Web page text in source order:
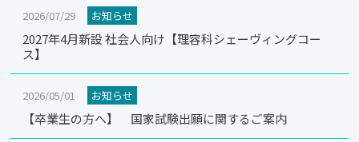
2026/07/29 お知らせ
2027年4月新設 社会人向け【理容科シェーヴィングコー
ス】
2026/05/01 お知らせ
【卒業生の方へ】 国家試験出願に関するご案内